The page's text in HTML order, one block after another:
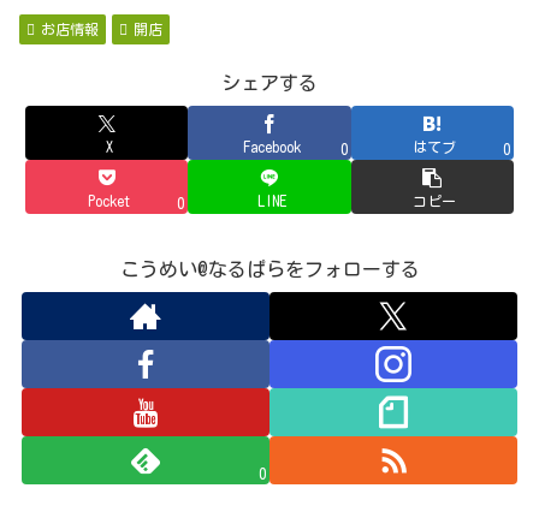
お店情報 開店
シェアする
X Facebook 0 はてブ 0
Pocket 0 LINE コピー
こうめい@なるぱらをフォローする
0